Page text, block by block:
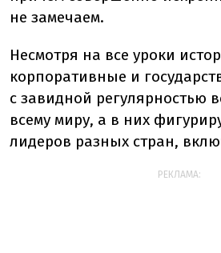
не замечаем.
Несмотря на все уроки
корпоративные и
с завидной регулярностью
всему миру, а в них
лидеров разных стран,
РЕКЛАМА: